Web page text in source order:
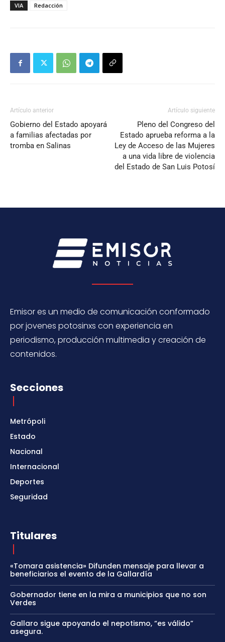
VIA Redacción
Artículo anterior
Gobierno del Estado apoyará
a familias afectadas por
tromba en Salinas
Artículo siguiente
Pleno del Congreso del
Estado aprueba reforma a la
Ley de Acceso de las Mujeres
a una vida libre de violencia
del Estado de San Luis Potosí
Emisor es un medio de comunicación conformado
por jovenes potosinxs con experiencia en
periodismo, producción multimedia y creación de
contenidos.
Secciones
Metrópoli
Estado
Nacional
Internacional
Deportes
Seguridad
Titulares
«Tomara asistencia» Difunden mensaje para llevar a
beneficiarios el evento de la Gallardía
Gobernador tiene en la mira a municipios que no son
Verdes
Gallaro sigue apoyando el nepotismo, “es válido”
asegura.